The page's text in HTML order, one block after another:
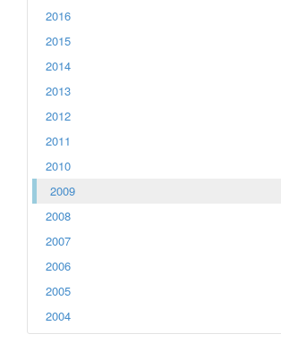
2016
2015
2014
2013
2012
2011
2010
2009
2008
2007
2006
2005
2004